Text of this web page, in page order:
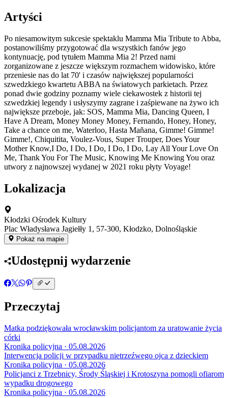
Artyści
Po niesamowitym sukcesie spektaklu Mamma Mia Tribute to Abba,
postanowiliśmy przygotować dla wszystkich fanów jego
kontynuację, pod tytułem Mamma Mia 2! Przed nami
zorganizowane z jeszcze większym rozmachem widowisko, które
przeniesie nas do lat 70' i czasów największej popularności
szwedzkiego kwartetu ABBA na światowych parkietach. Przez
ponad dwie godziny poznamy wiele ciekawostek z historii tej
szwedzkiej legendy i usłyszymy zagrane i zaśpiewane na żywo ich
największe przeboje, jak: SOS, Mamma Mia, Dancing Queen, I
Have A Dream, Money Money Money, Fernando, Honey, Honey,
Take a chance on me, Waterloo, Hasta Mañana, Gimme! Gimme!
Gimme!, Chiquitita, Voulez-Vous, Super Trouper, Does Your
Mother Know,I Do, I Do, I Do, I Do, I Do, Lay All Your Love On
Me, Thank You For The Music, Knowing Me Knowing You oraz
utwory z najnowszej wydanej w 2021 roku płyty Voyage!
Lokalizacja
Kłodzki Ośrodek Kultury
Plac Władysława Jagiełły 1, 57-300, Kłodzko, Dolnośląskie
Pokaż na mapie
Udostępnij wydarzenie
Przeczytaj
Matka podziękowała wrocławskim policjantom za uratowanie życia
córki
Kronika policyjna · 05.08.2026
Interwencja policji w przypadku nietrzeźwego ojca z dzieckiem
Kronika policyjna · 05.08.2026
Policjanci z Trzebnicy, Środy Śląskiej i Krotoszyna pomogli ofiarom
wypadku drogowego
Kronika policyjna · 05.08.2026